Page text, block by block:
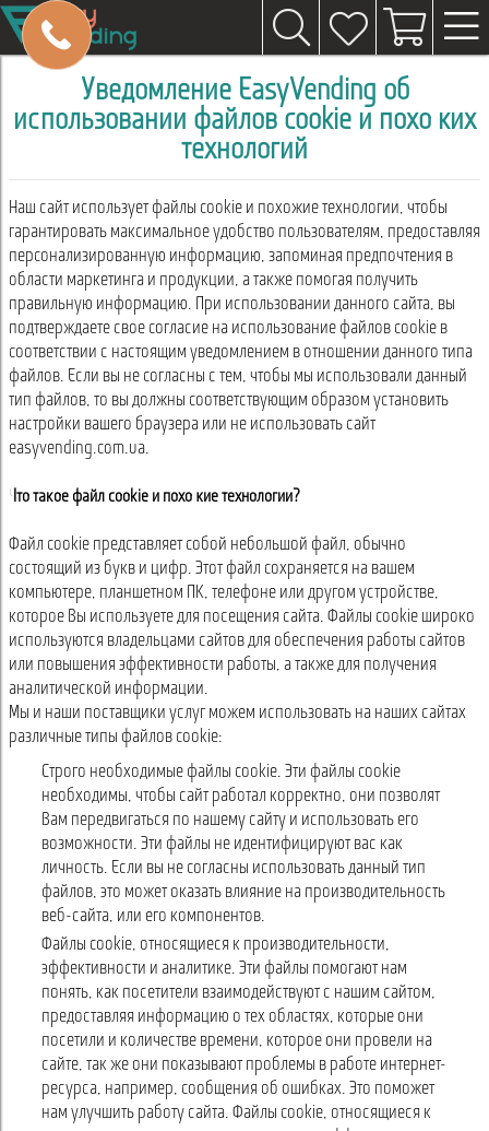
Уведомление EasyVending об
использовании файлов cookie и похожих
технологий
Наш сайт использует файлы cookie и похожие технологии, чтобы
гарантировать максимальное удобство пользователям, предоставляя
персонализированную информацию, запоминая предпочтения в
области маркетинга и продукции, а также помогая получить
правильную информацию. При использовании данного сайта, вы
подтверждаете свое согласие на использование файлов cookie в
соответствии с настоящим уведомлением в отношении данного типа
файлов. Если вы не согласны с тем, чтобы мы использовали данный
тип файлов, то вы должны соответствующим образом установить
настройки вашего браузера или не использовать сайт
easyvending.com.ua.
Что такое файл cookie и похожие технологии?
Файл cookie представляет собой небольшой файл, обычно
состоящий из букв и цифр. Этот файл сохраняется на вашем
компьютере, планшетном ПК, телефоне или другом устройстве,
которое Вы используете для посещения сайта. Файлы cookie широко
используются владельцами сайтов для обеспечения работы сайтов
или повышения эффективности работы, а также для получения
аналитической информации.
Мы и наши поставщики услуг можем использовать на наших сайтах
различные типы файлов cookie:
Строго необходимые файлы cookie. Эти файлы cookie
необходимы, чтобы сайт работал корректно, они позволят
Вам передвигаться по нашему сайту и использовать его
возможности. Эти файлы не идентифицируют вас как
личность. Если вы не согласны использовать данный тип
файлов, это может оказать влияние на производительность
веб-сайта, или его компонентов.
Файлы cookie, относящиеся к производительности,
эффективности и аналитике. Эти файлы помогают нам
понять, как посетители взаимодействуют с нашим сайтом,
предоставляя информацию о тех областях, которые они
посетили и количестве времени, которое они провели на
сайте, так же они показывают проблемы в работе интернет-
ресурса, например, сообщения об ошибках. Это поможет
нам улучшить работу сайта. Файлы cookie, относящиеся к